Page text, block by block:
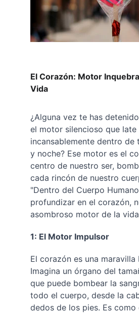
El Corazón: Motor
Vida
¿Alguna vez te has
el motor silencioso que late
incansablemente dentro de
y noche? Ese motor es el
centro de nuestro ser,
cada rincón de nuestro
"Dentro del Cuerpo
profundizar en el corazón,
asombroso motor de la
1: El Motor Impulsor
El corazón es una maravilla
Imagina un órgano del
que puede bombear la
todo el cuerpo, desde la
dedos de los pies. Es